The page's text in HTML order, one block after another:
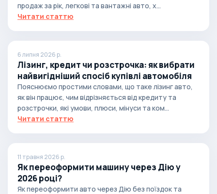
продаж за рік, легкові та вантажні авто, х...
Читати статтю
6 липня 2026 р.
Лізинг, кредит чи розстрочка: як вибрати
найвигідніший спосіб купівлі автомобіля
Пояснюємо простими словами, що таке лізинг авто,
як він працює, чим відрізняється від кредиту та
розстрочки, які умови, плюси, мінуси та ком...
Читати статтю
11 травня 2026 р.
Як переоформити машину через Дію у
2026 році?
Як переоформити авто через Дію без поїздок та